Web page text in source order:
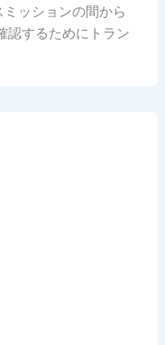
ッションの間から
認するためにトラン